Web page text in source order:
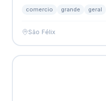
comercio grande geral
São Félix